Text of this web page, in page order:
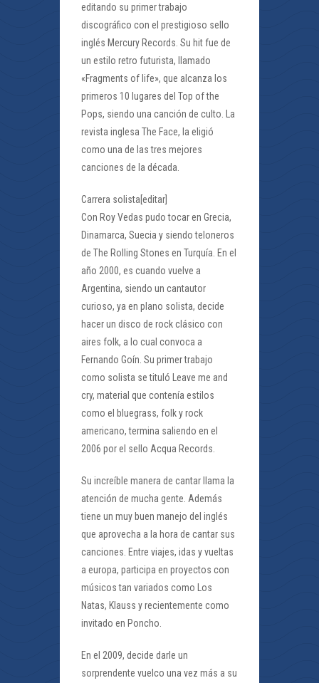
editando su primer trabajo
discográfico con el prestigioso sello
inglés Mercury Records. Su hit fue de
un estilo retro futurista, llamado
«Fragments of life», que alcanza los
primeros 10 lugares del Top of the
Pops, siendo una canción de culto. La
revista inglesa The Face, la eligió
como una de las tres mejores
canciones de la década.
Carrera solista[editar]
Con Roy Vedas pudo tocar en Grecia,
Dinamarca, Suecia y siendo teloneros
de The Rolling Stones en Turquía. En el
año 2000, es cuando vuelve a
Argentina, siendo un cantautor
curioso, ya en plano solista, decide
hacer un disco de rock clásico con
aires folk, a lo cual convoca a
Fernando Goín. Su primer trabajo
como solista se tituló Leave me and
cry, material que contenía estilos
como el bluegrass, folk y rock
americano, termina saliendo en el
2006 por el sello Acqua Records.
Su increíble manera de cantar llama la
atención de mucha gente. Además
tiene un muy buen manejo del inglés
que aprovecha a la hora de cantar sus
canciones. Entre viajes, idas y vueltas
a europa, participa en proyectos con
músicos tan variados como Los
Natas, Klauss y recientemente como
invitado en Poncho.
En el 2009, decide darle un
sorprendente vuelco una vez más a su